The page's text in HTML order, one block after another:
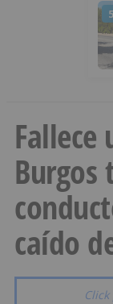
5
Fallece
Burgos
caído